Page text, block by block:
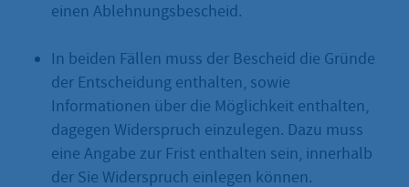
einen Ablehnungsbescheid.
In beiden Fällen muss der Bescheid die Gründe
der Entscheidung enthalten, sowie
Informationen über die Möglichkeit enthalten,
dagegen Widerspruch einzulegen. Dazu muss
eine Angabe zur Frist enthalten sein, innerhalb
der Sie Widerspruch einlegen können.